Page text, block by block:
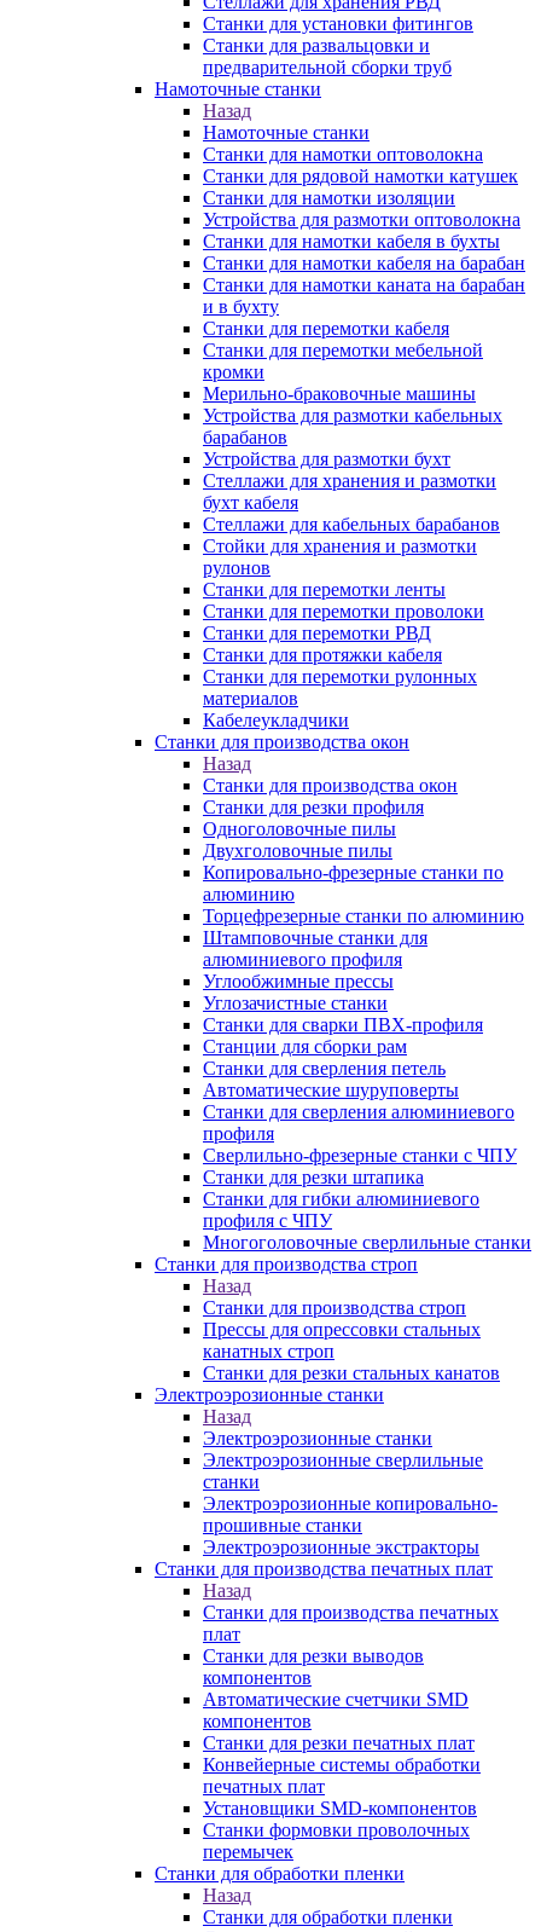
Станки для установки фитингов
Станки для развальцовки и
предварительной сборки труб
Намоточные станки
Назад
Намоточные станки
Станки для намотки оптоволокна
Станки для рядовой намотки катушек
Станки для намотки изоляции
Устройства для размотки оптоволокна
Станки для намотки кабеля в бухты
Станки для намотки кабеля на барабан
Станки для намотки каната на барабан
и в бухту
Станки для перемотки кабеля
Станки для перемотки мебельной
кромки
Мерильно-браковочные машины
Устройства для размотки кабельных
барабанов
Устройства для размотки бухт
Стеллажи для хранения и размотки
бухт кабеля
Стеллажи для кабельных барабанов
Стойки для хранения и размотки
рулонов
Станки для перемотки ленты
Станки для перемотки проволоки
Станки для перемотки РВД
Станки для протяжки кабеля
Станки для перемотки рулонных
материалов
Кабелеукладчики
Станки для производства окон
Назад
Станки для производства окон
Станки для резки профиля
Одноголовочные пилы
Двухголовочные пилы
Копировально-фрезерные станки по
алюминию
Торцефрезерные станки по алюминию
Штамповочные станки для
алюминиевого профиля
Углообжимные прессы
Углозачистные станки
Станки для сварки ПВХ-профиля
Станции для сборки рам
Станки для сверления петель
Автоматические шуруповерты
Станки для сверления алюминиевого
профиля
Сверлильно-фрезерные станки с ЧПУ
Станки для резки штапика
Станки для гибки алюминиевого
профиля с ЧПУ
Многоголовочные сверлильные станки
Станки для производства строп
Назад
Станки для производства строп
Прессы для опрессовки стальных
канатных строп
Станки для резки стальных канатов
Электроэрозионные станки
Назад
Электроэрозионные станки
Электроэрозионные сверлильные
станки
Электроэрозионные копировально-
прошивные станки
Электроэрозионные экстракторы
Станки для производства печатных плат
Назад
Станки для производства печатных
плат
Станки для резки выводов
компонентов
Автоматические счетчики SMD
компонентов
Станки для резки печатных плат
Конвейерные системы обработки
печатных плат
Установщики SMD-компонентов
Станки формовки проволочных
перемычек
Станки для обработки пленки
Назад
Станки для обработки пленки